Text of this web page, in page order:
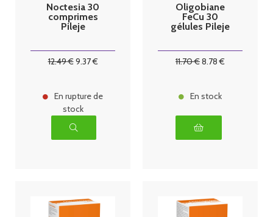
Noctesia 30
comprimes
Pileje
12.49€9.37€
En rupture de
stock
Oligobiane
FeCu 30
gélules Pileje
11.70€8.78 €
En stock